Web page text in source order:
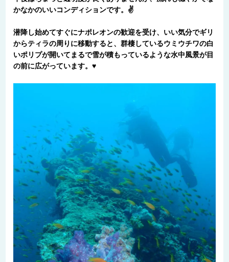
かなかのいいコンディションです。✌
潜降し始めてすぐにナポレオンの歓迎を受け、いい気分でギリ
からティラの周りに移動すると、群棲しているウミウチワの白
いポリプが開いてまるで雪が積もっているような水中風景が目
の前に広がっています。♥